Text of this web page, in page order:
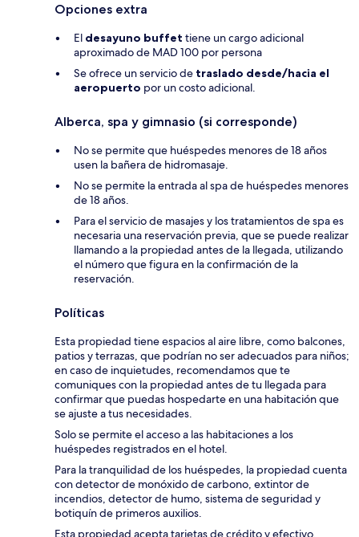
Opciones extra
El desayuno buffet tiene un cargo adicional
aproximado de MAD 100 por persona
Se ofrece un servicio de traslado desde/hacia el
aeropuerto por un costo adicional.
Alberca, spa y gimnasio (si corresponde)
No se permite que huéspedes menores de 18 años
usen la bañera de hidromasaje.
No se permite la entrada al spa de huéspedes menores
de 18 años.
Para el servicio de masajes y los tratamientos de spa es
necesaria una reservación previa, que se puede realizar
llamando a la propiedad antes de la llegada, utilizando
el número que figura en la confirmación de la
reservación.
Políticas
Esta propiedad tiene espacios al aire libre, como balcones,
patios y terrazas, que podrían no ser adecuados para niños;
en caso de inquietudes, recomendamos que te
comuniques con la propiedad antes de tu llegada para
confirmar que puedas hospedarte en una habitación que
se ajuste a tus necesidades.
Solo se permite el acceso a las habitaciones a los
huéspedes registrados en el hotel.
Para la tranquilidad de los huéspedes, la propiedad cuenta
con detector de monóxido de carbono, extintor de
incendios, detector de humo, sistema de seguridad y
botiquín de primeros auxilios.
Esta propiedad acepta tarjetas de crédito y efectivo.